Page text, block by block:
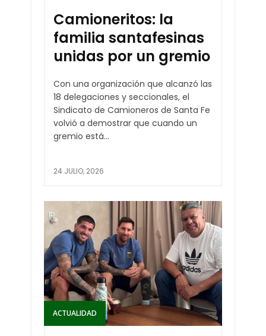
Camioneritos: la
familia santafesinas
unidas por un gremio
Con una organización que alcanzó las
18 delegaciones y seccionales, el
Sindicato de Camioneros de Santa Fe
volvió a demostrar que cuando un
gremio está...
24 JULIO, 2026
ACTUALIDAD